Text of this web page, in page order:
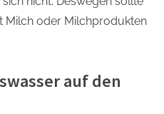
Milch oder Milchprodukten
auf den